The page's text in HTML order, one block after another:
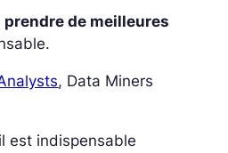
prendre de meilleures
, Data Miners
est indispensable